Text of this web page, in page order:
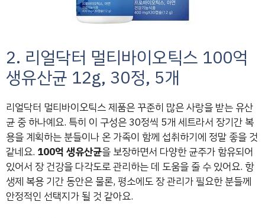
2. 리얼닥터 멀티바이오틱스 100억
생유산균 12g, 30정, 5개
리얼닥터 멀티바이오틱스 제품은 꾸준히 많은 사랑을 받는 유산
균 중 하나예요. 특히 이 구성은 30정씩 5개 세트라서 장기간 복
용을 계획하는 분들이나 온 가족이 함께 섭취하기에 정말 좋을 것
같네요. 100억 생유산균을 보장하면서 다양한 균주가 함유되어
있어서 장 건강을 다각도로 관리하는 데 도움을 줄 수 있어요. 항
생제 복용 기간 동안은 물론, 평소에도 장 관리가 필요한 분들께
안정적인 선택지가 될 것 같아요.